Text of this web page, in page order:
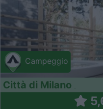
Campeggio
Città di Milano